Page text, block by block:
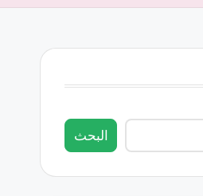
البحث